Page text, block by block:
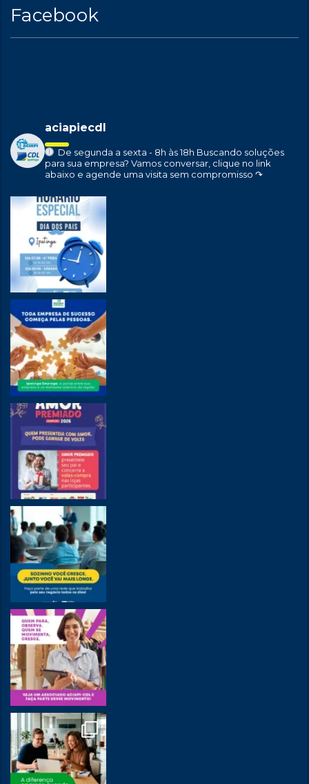
Facebook
aciapiecdl
De segunda a sexta - 8h às 18h Buscando soluções
para sua empresa? Vamos conversar, clique no link
abaixo e agende uma visita sem compromisso ↷